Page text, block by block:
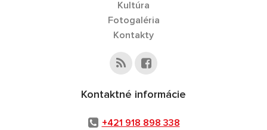
Kultúra
Fotogaléria
Kontakty
Kontaktné informácie
+421 918 898 338